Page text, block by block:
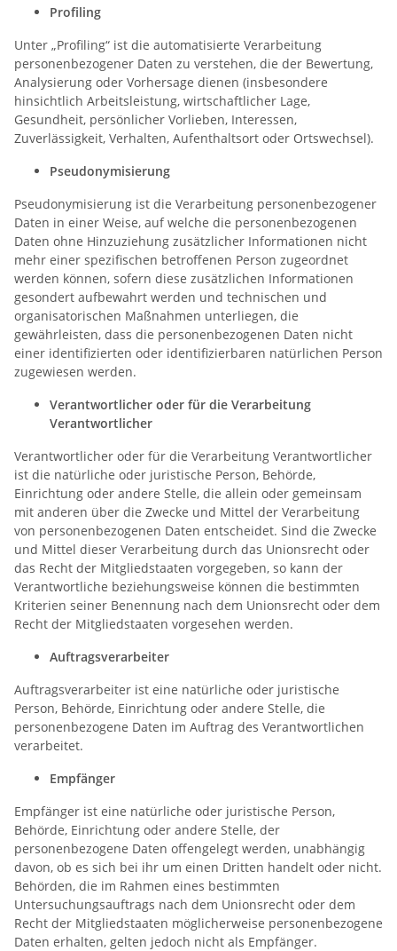
Profiling
Unter „Profiling“ ist die automatisierte Verarbeitung
personenbezogener Daten zu verstehen, die der Bewertung,
Analysierung oder Vorhersage dienen (insbesondere
hinsichtlich Arbeitsleistung, wirtschaftlicher Lage,
Gesundheit, persönlicher Vorlieben, Interessen,
Zuverlässigkeit, Verhalten, Aufenthaltsort oder Ortswechsel).
Pseudonymisierung
Pseudonymisierung ist die Verarbeitung personenbezogener
Daten in einer Weise, auf welche die personenbezogenen
Daten ohne Hinzuziehung zusätzlicher Informationen nicht
mehr einer spezifischen betroffenen Person zugeordnet
werden können, sofern diese zusätzlichen Informationen
gesondert aufbewahrt werden und technischen und
organisatorischen Maßnahmen unterliegen, die
gewährleisten, dass die personenbezogenen Daten nicht
einer identifizierten oder identifizierbaren natürlichen Person
zugewiesen werden.
Verantwortlicher oder für die Verarbeitung
Verantwortlicher
Verantwortlicher oder für die Verarbeitung Verantwortlicher
ist die natürliche oder juristische Person, Behörde,
Einrichtung oder andere Stelle, die allein oder gemeinsam
mit anderen über die Zwecke und Mittel der Verarbeitung
von personenbezogenen Daten entscheidet. Sind die Zwecke
und Mittel dieser Verarbeitung durch das Unionsrecht oder
das Recht der Mitgliedstaaten vorgegeben, so kann der
Verantwortliche beziehungsweise können die bestimmten
Kriterien seiner Benennung nach dem Unionsrecht oder dem
Recht der Mitgliedstaaten vorgesehen werden.
Auftragsverarbeiter
Auftragsverarbeiter ist eine natürliche oder juristische
Person, Behörde, Einrichtung oder andere Stelle, die
personenbezogene Daten im Auftrag des Verantwortlichen
verarbeitet.
Empfänger
Empfänger ist eine natürliche oder juristische Person,
Behörde, Einrichtung oder andere Stelle, der
personenbezogene Daten offengelegt werden, unabhängig
davon, ob es sich bei ihr um einen Dritten handelt oder nicht.
Behörden, die im Rahmen eines bestimmten
Untersuchungsauftrags nach dem Unionsrecht oder dem
Recht der Mitgliedstaaten möglicherweise personenbezogene
Daten erhalten, gelten jedoch nicht als Empfänger.